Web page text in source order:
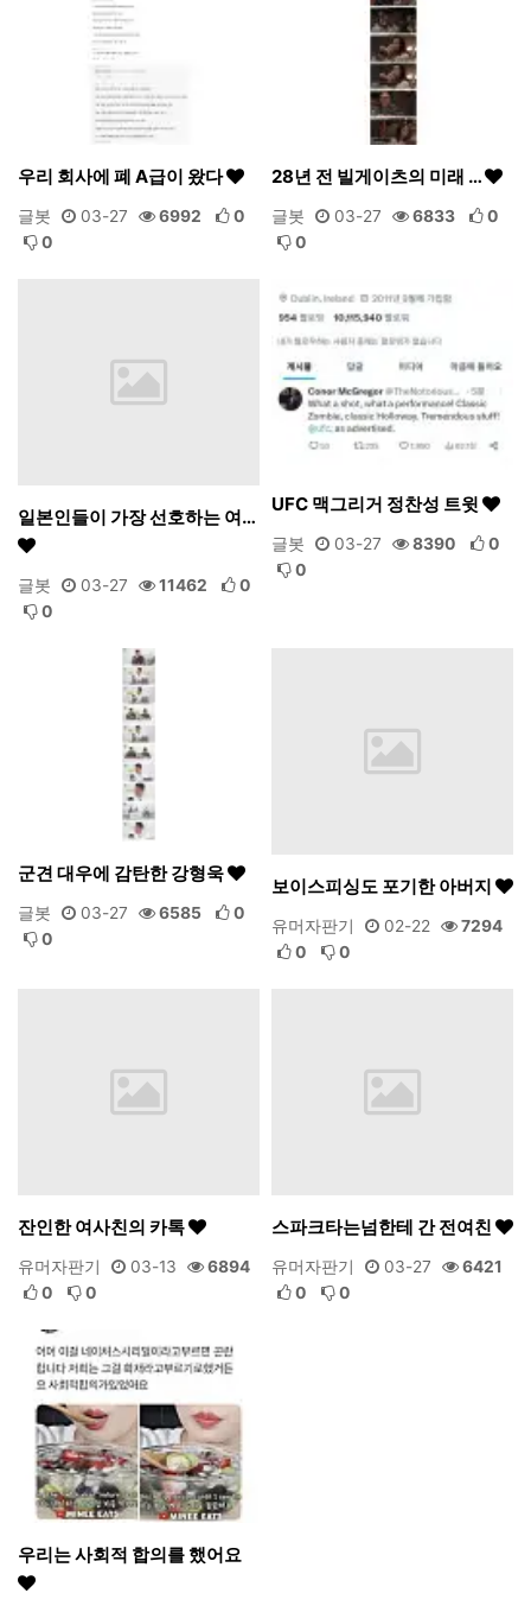
우리 회사에 폐 A급이 왔다
글봇 03-27 6992
0
0
28년 전 빌게이츠의 미래 …
글봇 03-27 6833
0
0
일본인들이 가장 선호하는 여…
글봇 03-27 11462
0
0
UFC 맥그리거 정찬성 트윗
글봇 03-27 8390
0
0
군견 대우에 감탄한 강형욱
글봇 03-27 6585
0
0
보이스피싱도 포기한 아버지
유머자판기 02-22
7294
0
0
잔인한 여사친의 카톡
유머자판기 03-13
6894
0
0
스파크타는넘한테 간 전여친
유머자판기 03-27
6421
0
0
우리는 사회적 합의를 했어요